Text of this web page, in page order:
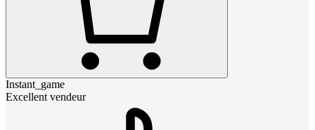
Instant_game
Excellent vendeur